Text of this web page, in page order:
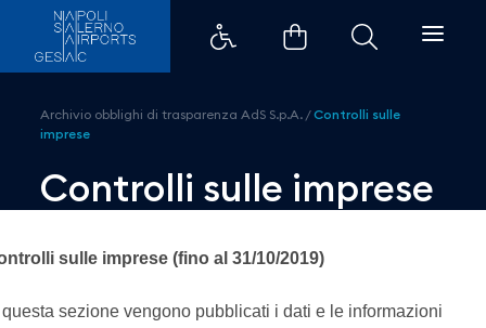
Controlli sulle imprese -
Archivio obblighi di trasparenza AdS S.p.A. /Controlli sulle
imprese
Controlli sulle imprese
sulle imprese (fino al 31/10/2019)
sezione vengono pubblicati i dati e le informazioni